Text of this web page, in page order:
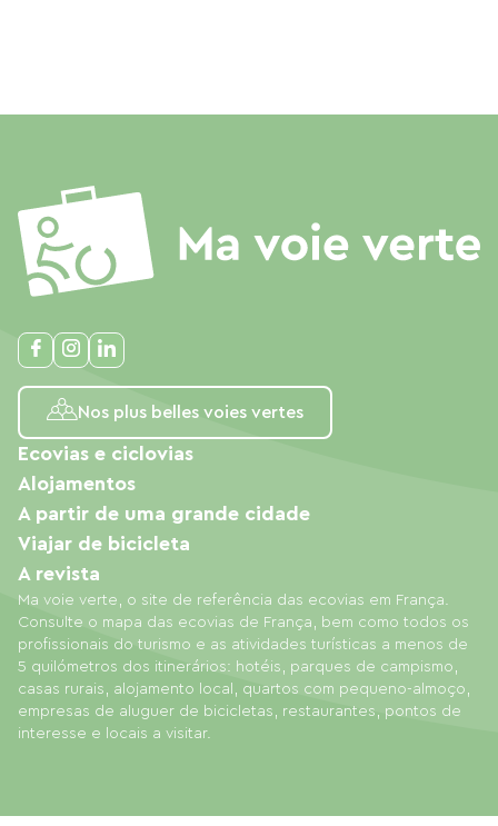
Nos plus belles voies vertes
Ma voie verte, o site de referência das ecovias em França.
Consulte o mapa das ecovias de França, bem como todos os
profissionais do turismo e as atividades turísticas a menos de
5 quilómetros dos itinerários: hotéis, parques de campismo,
casas rurais, alojamento local, quartos com pequeno-almoço,
empresas de aluguer de bicicletas, restaurantes, pontos de
interesse e locais a visitar.
Ecovias e ciclovias
Alojamentos
A partir de uma grande cidade
Viajar de bicicleta
A revista